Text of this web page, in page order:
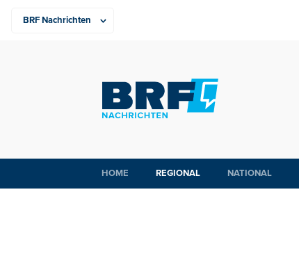
HOME REGIONAL NATIONAL